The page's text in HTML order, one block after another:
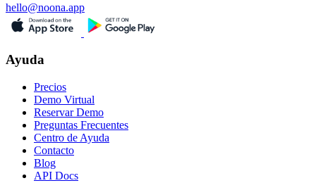
hello@noona.app
Ayuda
Precios
Demo Virtual
Reservar Demo
Preguntas Frecuentes
Centro de Ayuda
Contacto
Blog
API Docs